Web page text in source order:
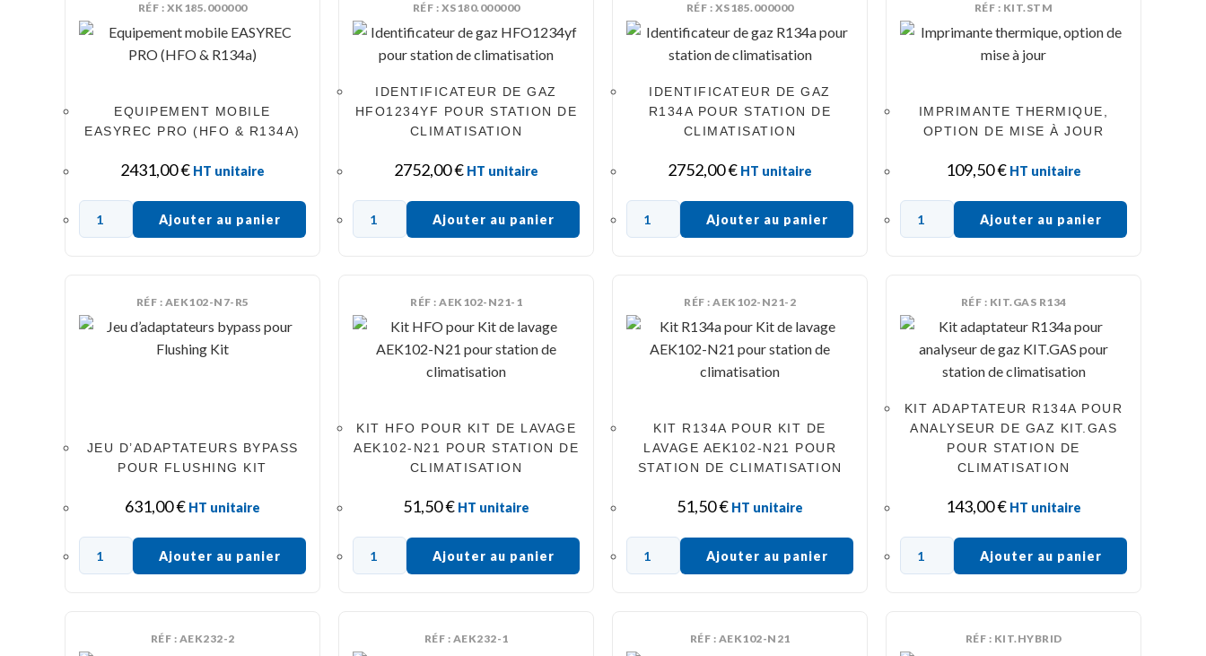
RÉF : XK185.000000
EQUIPEMENT MOBILE
EASYREC PRO (HFO & R134A)
2431,00€ HT unitaire
Ajouter au panier
RÉF : XS180.000000
IDENTIFICATEUR DE GAZ
HFO1234YF POUR STATION DE
CLIMATISATION
2752,00€ HT unitaire
Ajouter au panier
RÉF : XS185.000000
IDENTIFICATEUR DE GAZ
R134A POUR STATION DE
CLIMATISATION
2752,00€ HT unitaire
Ajouter au panier
RÉF : KIT.STM
IMPRIMANTE THERMIQUE,
OPTION DE MISE À JOUR
109,50€ HT unitaire
Ajouter au panier
RÉF : AEK102-N7-R5
JEU D’ADAPTATEURS BYPASS
POUR FLUSHING KIT
631,00€ HT unitaire
Ajouter au panier
RÉF : AEK102-N21-1
KIT HFO POUR KIT DE LAVAGE
AEK102-N21 POUR STATION DE
CLIMATISATION
51,50€ HT unitaire
Ajouter au panier
RÉF : AEK102-N21-2
KIT R134A POUR KIT DE
LAVAGE AEK102-N21 POUR
STATION DE CLIMATISATION
51,50€ HT unitaire
Ajouter au panier
RÉF : KIT.GAS R134
KIT ADAPTATEUR R134A POUR
ANALYSEUR DE GAZ KIT.GAS
POUR STATION DE
CLIMATISATION
143,00€ HT unitaire
Ajouter au panier
RÉF : AEK232-2 RÉF : AEK232-1 RÉF : AEK102-N21 RÉF : KIT.HYBRID